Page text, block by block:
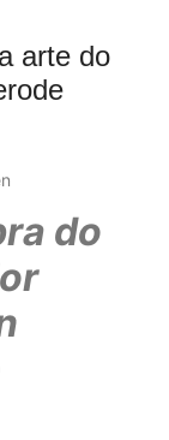
arte do
do